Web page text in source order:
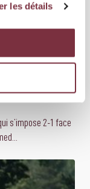
les détails
ZÜRICH 2-1
s’impose 2-1 face